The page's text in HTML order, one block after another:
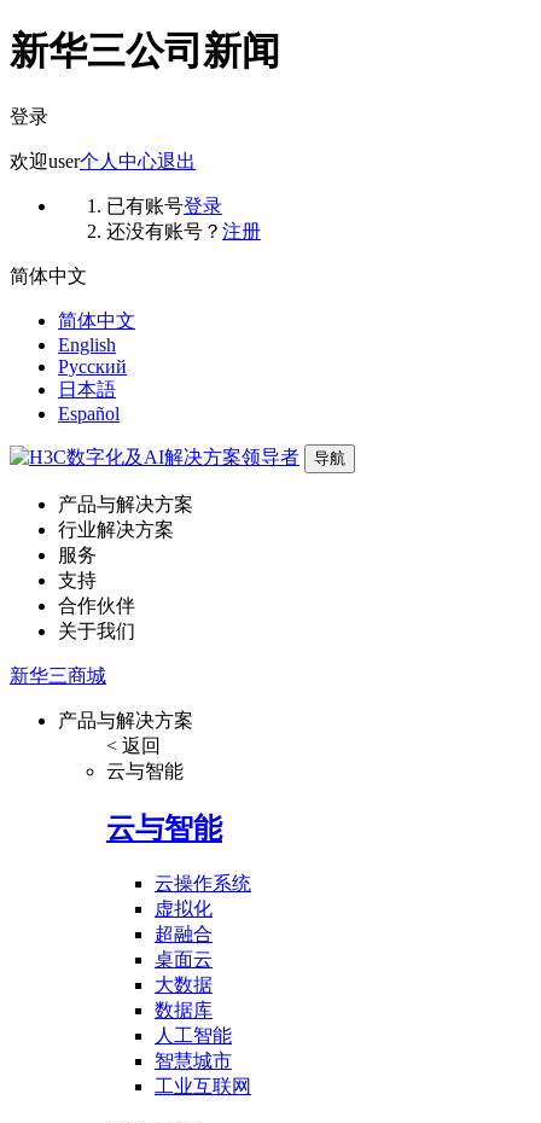
新华三公司新闻
登录
欢迎user个人中心退出
已有账号登录
还没有账号？ 注册
简体中文
简体中文
English
Русский
日本語
Español
导航
产品与解决方案
行业解决方案
服务
支持
合作伙伴
关于我们
新华三商城
产品与解决方案
< 返回
云与智能
云与智能
云操作系统
虚拟化
超融合
桌面云
大数据
数据库
人工智能
智慧城市
工业互联网